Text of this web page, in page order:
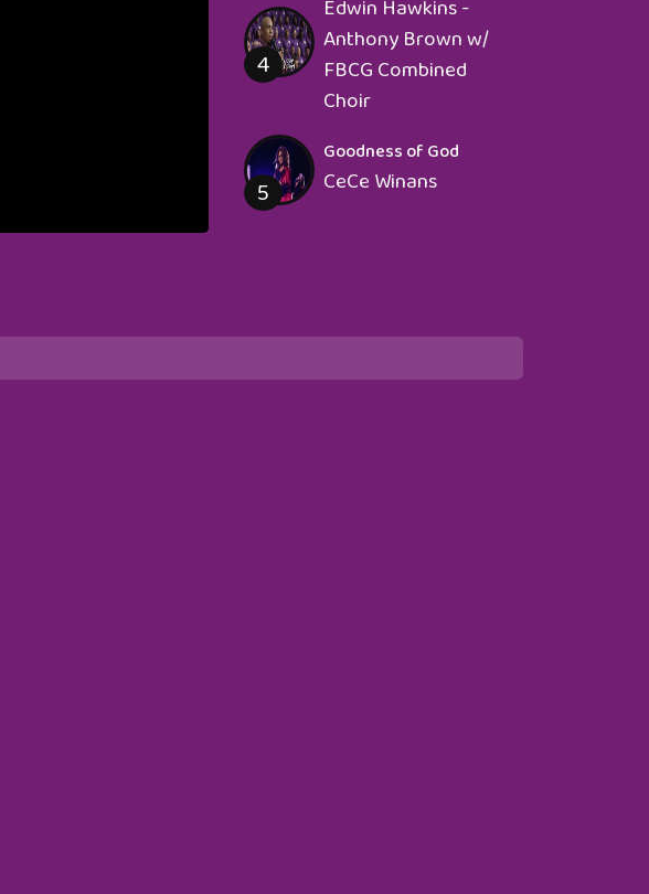
4
Edwin Hawkins -
Anthony Brown w/
FBCG Combined
Choir
5
Goodness of God
CeCe Winans